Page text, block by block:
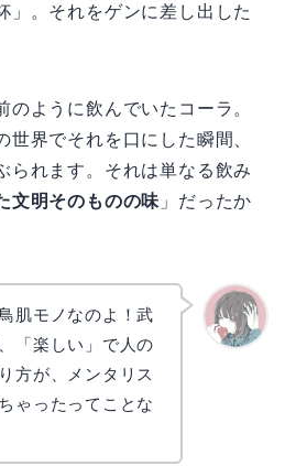
」。それをゲンに差し出した
ように飲んでいたコーラ。
世界でそれを口にした瞬間、
られます。それは単なる飲み
文明そのものの味 」だったか
肌モノなのよ！武
「楽しい」で人の
方が、メンタリス
ゃったってことな